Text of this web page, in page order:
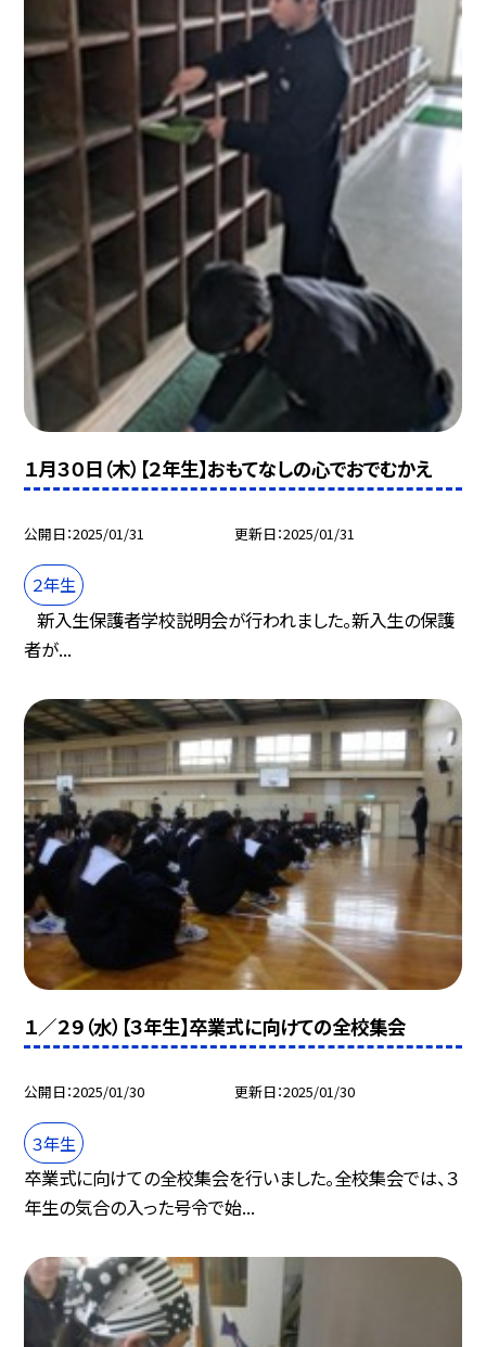
１月３０日（木）【２年生】おもてなしの心でおでむかえ
公開日 2025/01/31 更新日 2025/01/31
２年生
新入生保護者学校説明会が行われました。新入生の保護
者が...
１／２９（水）【３年生】卒業式に向けての全校集会
公開日 2025/01/30 更新日 2025/01/30
３年生
卒業式に向けての全校集会を行いました。全校集会では、３
年生の気合の入った号令で始...